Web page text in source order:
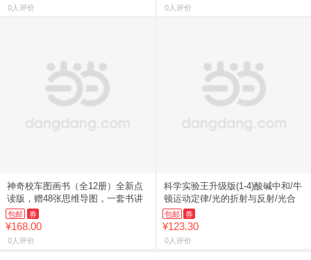
0人评价 0人评价
神奇校车图画书（全12册）全新点
读版，赠48张思维导图，一套书讲
包邮 券
¥168.00
0人评价
科学实验王升级版(1-4)酸碱中和/牛
顿运动定律/光的折射与反射/光合
包邮 券
¥123.30
0人评价